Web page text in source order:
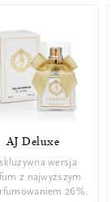
AJ Deluxe
wersja
z najwyższym
26%.